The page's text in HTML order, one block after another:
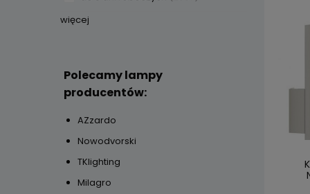
więcej
Polecamy lampy
producentów:
AZzardo
Nowodvorski
TKlighting
Milagro